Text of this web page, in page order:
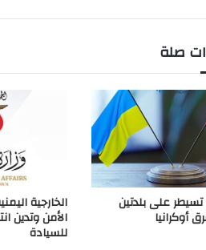
صلة
على بلدتين
أوكرانيا
الخارجية
الأمن وتدين
للسيادة